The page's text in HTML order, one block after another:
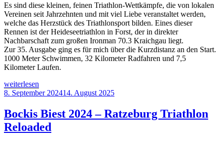
Es sind diese kleinen, feinen Triathlon-Wettkämpfe, die von lokalen
Vereinen seit Jahrzehnten und mit viel Liebe veranstaltet werden,
welche das Herzstück des Triathlonsport bilden. Eines dieser
Rennen ist der Heideseetriathlon in Forst, der in direkter
Nachbarschaft zum großen Ironman 70.3 Kraichgau liegt.
Zur 35. Ausgabe ging es für mich über die Kurzdistanz an den Start.
1000 Meter Schwimmen, 32 Kilometer Radfahren und 7,5
Kilometer Laufen.
„Heideseetriathlon
Forst
–
Saisonstart
nach
weiterlesen
Veröffentlicht
8. September 202414. August 2025
Bockis Biest 2024 – Ratzeburg Triathlon
Reloaded